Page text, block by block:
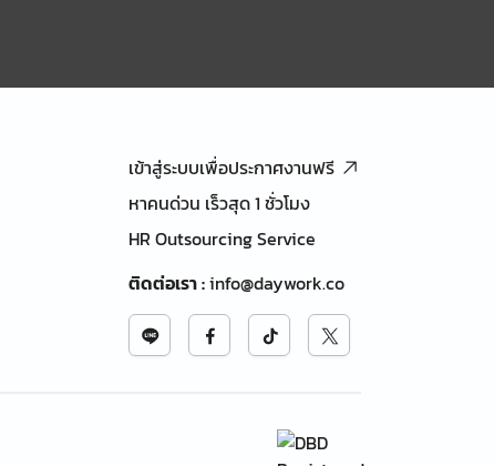
เข้าสู่ระบบเพื่อประกาศงานฟรี
หาคนด่วน เร็วสุด 1 ชั่วโมง
HR Outsourcing Service
ติดต่อเรา:info@daywork.co